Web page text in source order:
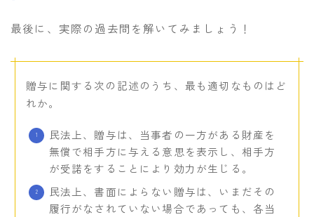
最後に、実際の過去問を解いてみましょう！
贈与に関する次の記述のうち、最も適切なものはど
れか。
民法上、贈与は、当事者の一方がある財産を
無償で相手方に与える意思を表示し、相手方
が受諾をすることにより効力が生じる。
民法上、書面によらない贈与は、いまだその
履行がなされていない場合であっても、各当